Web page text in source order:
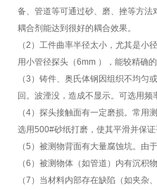
备、管道等可通过砂、磨、挫等方
耦合剂能达到很好的耦合效果。
（2）工件曲率半径太小，尤其是
用小管径探头（6mm ），能较精确
（3）铸件、奥氏体钢因组织不均
回。波湮没，造成不显示。可选用
（4）探头接触面有一定磨损。常
选用500#砂纸打磨，使其平滑并保
（5）被测物背面有大量腐蚀坑。
（6）被测物体（如管道）内有沉积
（7）当材料内部存在缺陷（如夹